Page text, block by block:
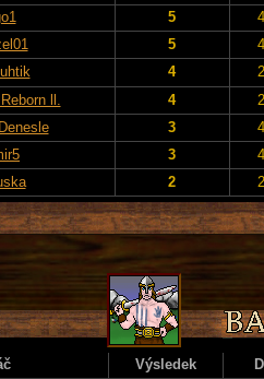
5
5
4
ll. 4
3
3
2
Výsledek